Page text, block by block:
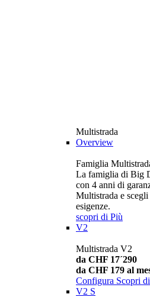
Multistrada
Overview
Famiglia
La famiglia di Big
con 4 anni di
Multistrada e
esigenze.
scopri di Più
V2
Multistrada V2
da CHF 17´290
da CHF 179 al
Configura Scopri
V2 S